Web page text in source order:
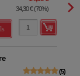
34,30 € (70%)
5